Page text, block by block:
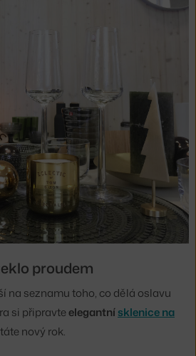
proudem
na seznamu toho, co dělá oslavu
si připravteelegantnísklenice na
nový rok.